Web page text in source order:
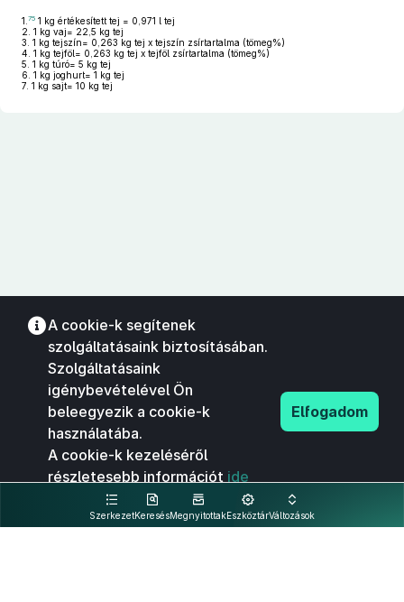
1. 75 1 kg értékesített tej = 0,971 l tej
2. 1 kg vaj= 22,5 kg tej
3. 1 kg tejszín= 0,263 kg tej x tejszín zsírtartalma (tömeg%)
4. 1 kg tejföl= 0,263 kg tej x tejföl zsírtartalma (tömeg%)
5. 1 kg túró= 5 kg tej
6. 1 kg joghurt= 1 kg tej
7. 1 kg sajt= 10 kg tej
SzerkezetKeresésMegnyitottakEszköztárVáltozások
A cookie-k segítenek
szolgáltatásaink biztosításában.
Szolgáltatásaink
igénybevételével Ön
beleegyezik a cookie-k
használatába.
A cookie-k kezeléséről
részletesebb információt ide
kattintva olvashat.
Elfogadom